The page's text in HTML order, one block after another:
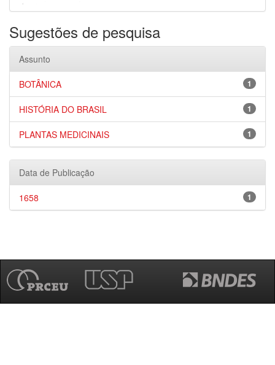
Sugestões de pesquisa
Assunto
1
BOTÂNICA
1
HISTÓRIA DO BRASIL
1
PLANTAS MEDICINAIS
Data de Publicação
1
1658